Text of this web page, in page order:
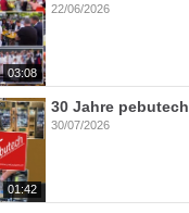
03:08
22/06/2026
01:42
30 Jahre pebutech
30/07/2026